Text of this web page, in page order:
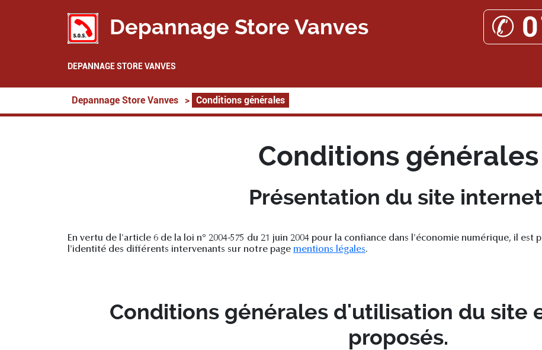
Depannage Store Vanves ✆
DEPANNAGE STORE VANVES
Depannage Store Vanves > Conditions générales
Conditions générales
Présentation du site
En vertu de l'article 6 de la loi n° 2004-575 du 21 juin 2004 pour la confiance dans l'économie numérique, il
l'identité des différents intervenants sur notre page mentions légales.
Conditions générales d'utilisation du site
proposés.